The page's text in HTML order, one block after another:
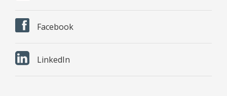
Facebook
LinkedIn